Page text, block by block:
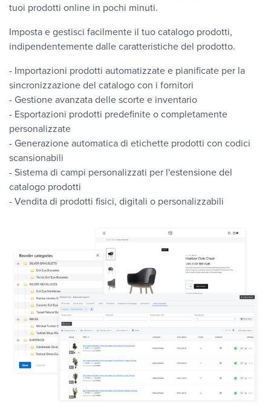
tuoi prodotti online in pochi minuti.
Imposta e gestisci facilmente il tuo catalogo prodotti,
indipendentemente dalle caratteristiche del prodotto.
- Importazioni prodotti automatizzate e pianificate per la
sincronizzazione del catalogo con i fornitori
- Gestione avanzata delle scorte e inventario
- Esportazioni prodotti predefinite o completamente
personalizzate
- Generazione automatica di etichette prodotti con codici
scansionabili
- Sistema di campi personalizzati per l'estensione del
catalogo prodotti
- Vendita di prodotti fisici, digitali o personalizzabili